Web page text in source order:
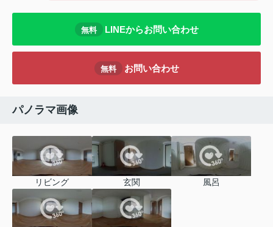
無料 LINEからお問い合わせ
無料 お問い合わせ
パノラマ画像
リビング 玄関 風呂